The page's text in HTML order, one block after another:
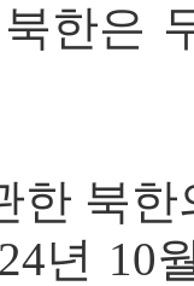
한은
한 북
년 10